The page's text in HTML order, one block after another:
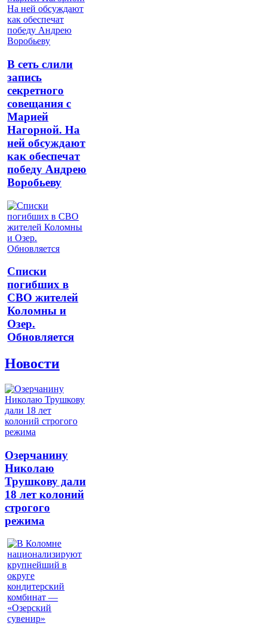
В сеть слили
запись
секретного
совещания с
Марией
Нагорной. На
ней обсуждают
как обеспечат
победу Андрею
Воробьеву
Списки
погибших в
СВО жителей
Коломны и
Озер.
Обновляется
Новости
Озерчанину
Николаю
Трушкову дали
18 лет колоний
строгого
режима